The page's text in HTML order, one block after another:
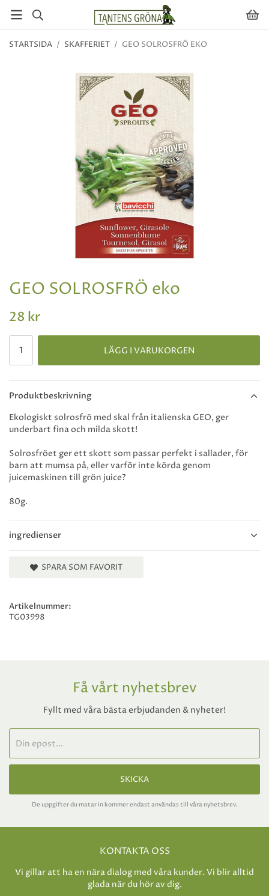
STARTSIDA / SKAFFERIET / GEO SOLROSFRÖ EKO
GEO SOLROSFRÖ eko
28 kr
LÄGG I VARUKORGEN
Produktbeskrivning
ingredienser
Ekologiskt solrosfrö med skal från italienska GEO, ger
underbart fina och milda skott!
Solrosfröet ger ett skott som passar perfekt i sallader, för
barn att mumsa på, eller varför inte körda genom
juicemaskinen till grön juice?
80g.
SPARA SOM FAVORIT
Artikelnummer:
TG03998
Få vårt nyhetsbrev
Fyllt med våra bästa erbjudanden & nyheter!
SKICKA
De uppgifter du matar in kommer endast användas till våra nyhetsbrev.
KONTAKTA OSS
Vi gillar att ha en nära dialog med våra kunder. Vi blir alltid
glada när du hör av dig.